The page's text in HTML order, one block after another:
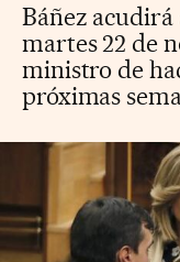
Báñez
martes 22 de
ministro de
próximas